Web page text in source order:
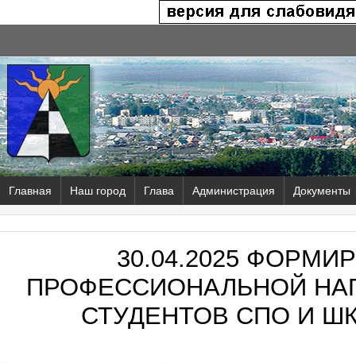
Главная Наш город Глава Администрация Документы
30.04.2025
ПРОФЕССИОНАЛЬНОЙ
СТУДЕНТОВ СПО И